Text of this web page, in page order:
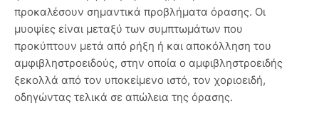
προκαλέσουν σημαντικά προβλήματα όρασης. Οι
μυοψίες είναι μεταξύ των συμπτωμάτων που
προκύπτουν μετά από ρήξη ή και αποκόλληση του
αμφιβληστροειδούς, στην οποία ο αμφιβληστροειδής
ξεκολλά από τον υποκείμενο ιστό, τον χοριοειδή,
οδηγώντας τελικά σε απώλεια της όρασης.